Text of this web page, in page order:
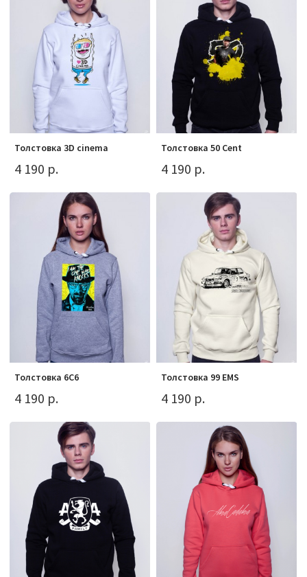
Толстовка 3D cinema
4 190 р.
Толстовка 50 Cent
4 190 р.
Толстовка 6С6
4 190 р.
Толстовка 99 EMS
4 190 р.